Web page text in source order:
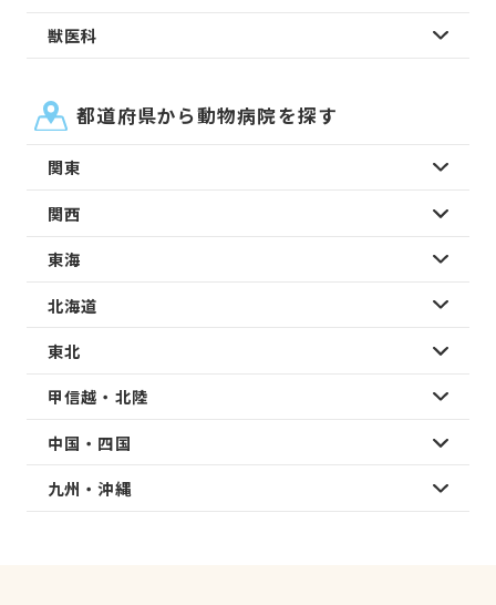
獣医科
都道府県から動物病院を探す
関東
関西
東海
北海道
東北
甲信越・北陸
中国・四国
九州・沖縄